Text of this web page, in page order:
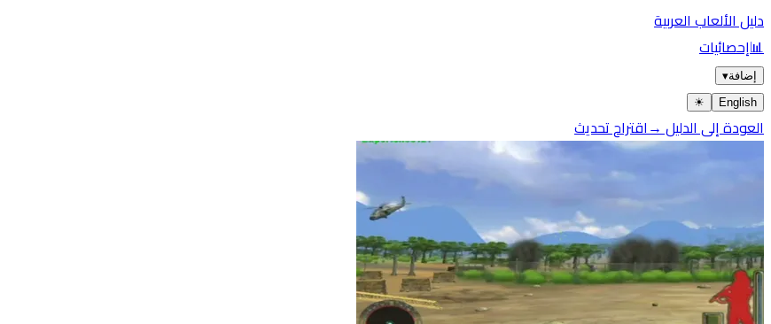
دليل الألعاب العربية
📊إحصائيات
إضافة▾
English
☀︎
العودة إلى الدليل →اقتراح تحديث